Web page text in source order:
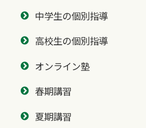
中学生の個別指導
高校生の個別指導
オンライン塾
春期講習
夏期講習